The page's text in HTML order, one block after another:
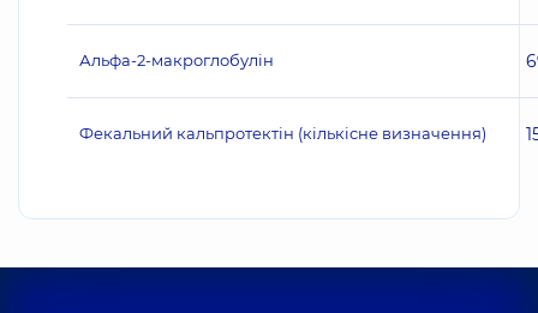
Альфа-2-макроглобулін
Фекальний кальпротектін (кількісне визначення)